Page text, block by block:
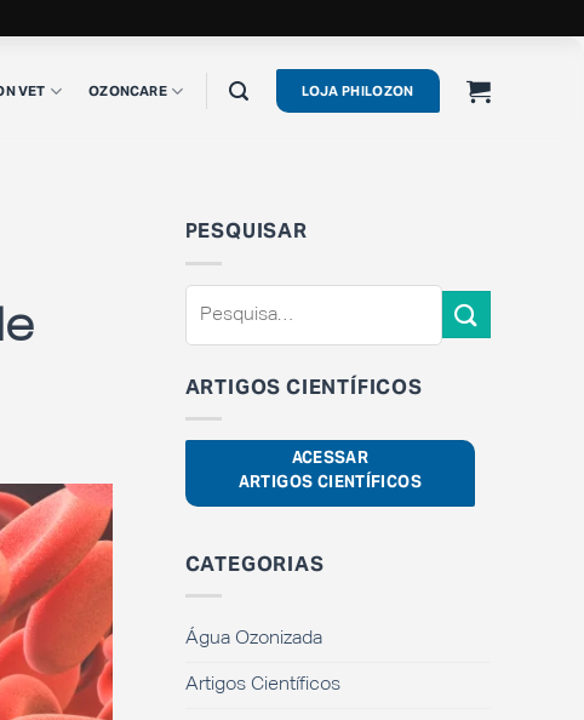
VET OZONCARE LOJA PHILOZON
PESQUISAR
ARTIGOS CIENTÍFICOS
ACESSAR
ARTIGOS CIENTÍFICOS
CATEGORIAS
Água Ozonizada
Artigos Científicos